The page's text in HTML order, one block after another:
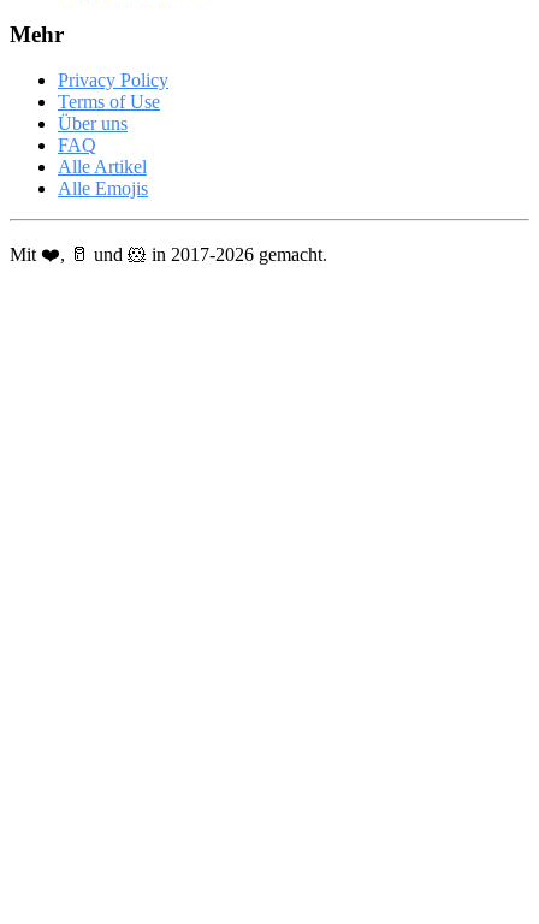
Mehr
Privacy Policy
Terms of Use
Über uns
FAQ
Alle Artikel
Alle Emojis
Mit ❤️, 🥛 und 🐹 in 2017-2026 gemacht.